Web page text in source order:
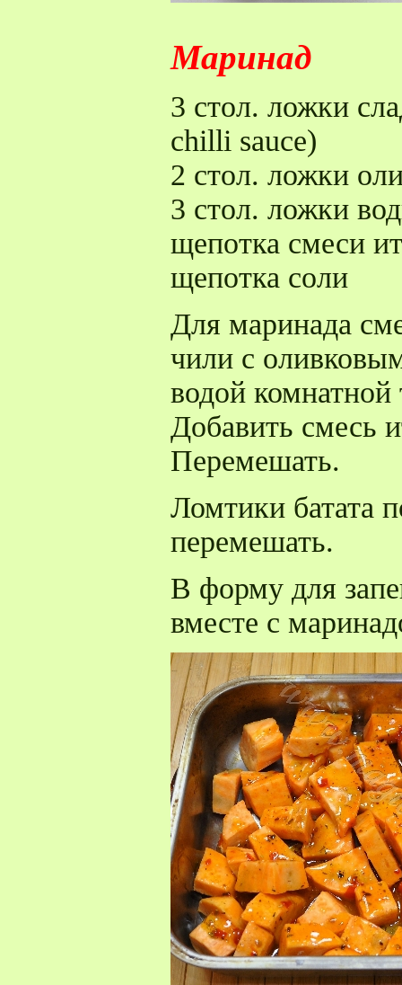
Маринад
3 стол. ложки
chilli sauce)
2 стол. ложки
3 стол. ложки
щепотка смеси
щепотка соли
Для маринада
чили с
водой
Добавить смесь
Перемешать.
Ломтики батата
перемешать.
В форму для
вместе с